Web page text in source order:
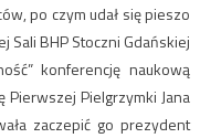
po czym udał się pieszo
BHP Stoczni Gdańskiej
konferencję naukową
Pierwszej Pielgrzymki Jana
zaczepić go prezydent